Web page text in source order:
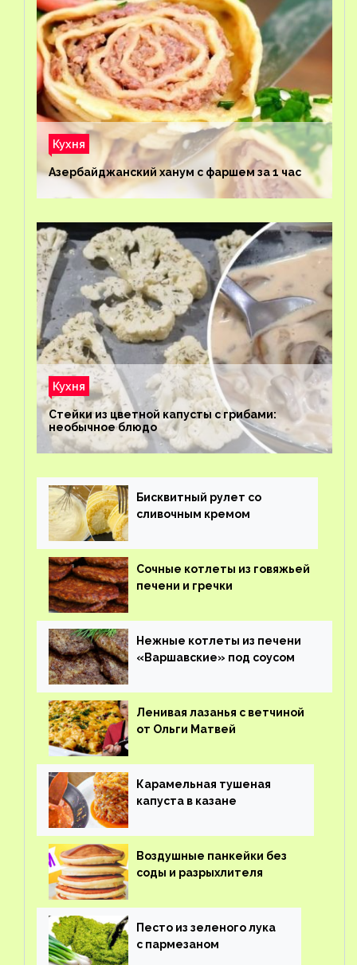
Кухня
Азербайджанский ханум с фаршем за 1 час
Кухня
Стейки из цветной капусты с грибами:
необычное блюдо
Бисквитный рулет со
сливочным кремом
Сочные котлеты из говяжьей
печени и гречки
Нежные котлеты из печени
«Варшавские» под соусом
Ленивая лазанья с ветчиной
от Ольги Матвей
Карамельная тушеная
капуста в казане
Воздушные панкейки без
соды и разрыхлителя
Песто из зеленого лука
с пармезаном